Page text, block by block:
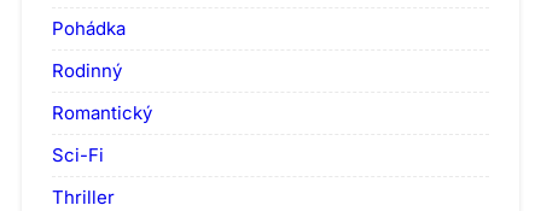
Pohádka
Rodinný
Romantický
Sci-Fi
Thriller